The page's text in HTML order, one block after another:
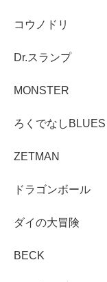
コウノドリ
Dr.スランプ
MONSTER
ろくでなしBLUES
ZETMAN
ドラゴンボール
ダイの大冒険
BECK